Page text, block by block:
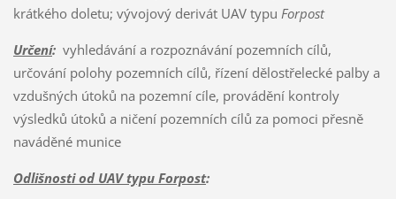
krátkého doletu; vývojový derivát UAV typu Forpost
Určení:vyhledávání a rozpoznávání pozemních cílů,
určování polohy pozemních cílů, řízení dělostřelecké palby a
vzdušných útoků na pozemní cíle, provádění kontroly
výsledků útoků a ničení pozemních cílů za pomoci přesně
naváděné munice
Odlišnosti od UAV typu Forpost: